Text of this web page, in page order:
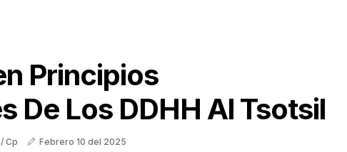
Principios
De Los DDHH Al Tsotsil
Cp Febrero 10 del 2025